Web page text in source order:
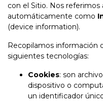
con el Sitio. Nos
automáticamente como
(device information).
Recopilamos información
siguientes tecnologías:
Cookies: son
dispositivo o
un identificador